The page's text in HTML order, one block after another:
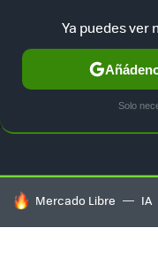
GUÍA DE
HOY SE HABLA DE
Mercado Libre IA
Ya puedes ver
Solo